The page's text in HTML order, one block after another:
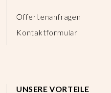
Offertenanfragen
Kontaktformular
UNSERE VORTEILE